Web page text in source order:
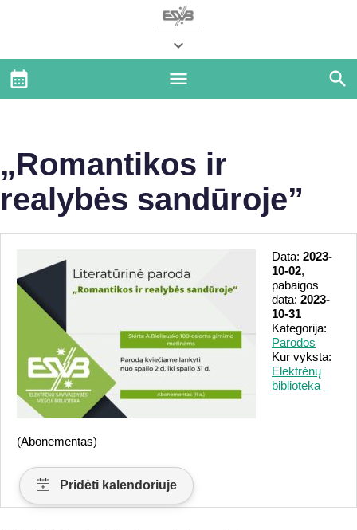
„Romantikos ir
realybės sandūroje”
Data: 2023-
10-02,
pabaigos
data: 2023-
10-31
Kategorija:
Parodos
Kur vyksta:
Elektrėnų
biblioteka
(Abonementas)